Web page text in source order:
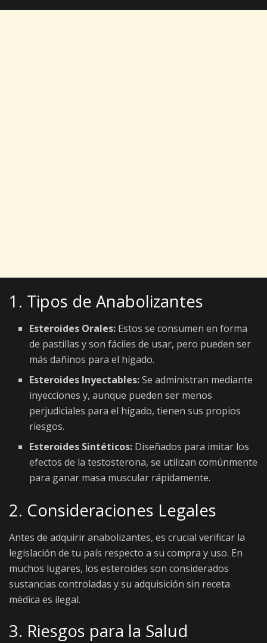
1. Tipos de Anabolizantes
Esteroides Orales: Estos se consumen en forma
de pastillas y son fáciles de usar, pero pueden ser
más dañinos para el hígado.
Esteroides Inyectables:Se administran mediante
inyecciones y, aunque pueden ser menos
perjudiciales para el hígado, tienen sus propios
riesgos.
Esteroides Sintéticos: Diseñados para imitar los
efectos de la testosterona, se utilizan comúnmente
para ganar masa muscular rápidamente.
2. Consideraciones Legales
Antes de adquirir anabolizantes, es crucial verificar la
legislación de tu país respecto a su compra y uso. En
muchos lugares, los esteroides son considerados
sustancias controladas y su adquisición sin receta
médica es ilegal.
3. Riesgos para la Salud